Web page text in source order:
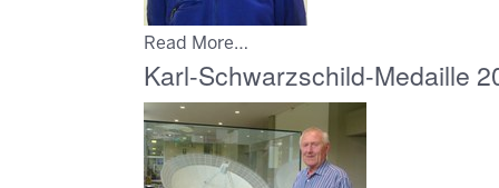
Read More…
Karl-Schwarzschild-Medaille